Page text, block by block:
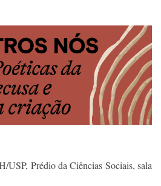
USP, Prédio da Ciências Sociais, sala